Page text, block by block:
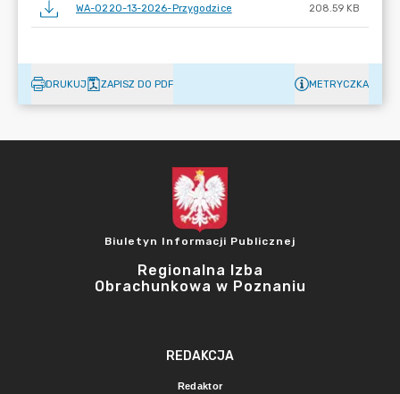
WA-0220-13-2026-Przygodzice 208.59 KB
DRUKUJ ZAPISZ DO PDF METRYCZKA
Biuletyn Informacji Publicznej
Regionalna Izba
Obrachunkowa w Poznaniu
REDAKCJA
Redaktor